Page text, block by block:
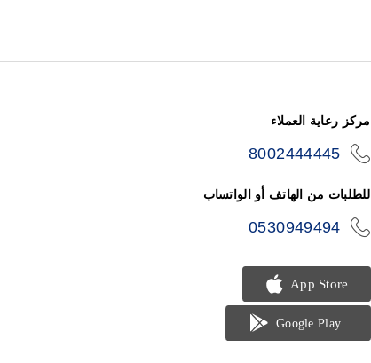
مركز رعاية العملاء
8002444445
للطلبات من الهاتف أو الواتساب
0530949494